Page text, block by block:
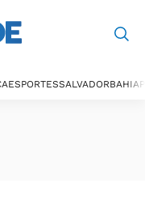
ESPORTESSALVADORBAHIA